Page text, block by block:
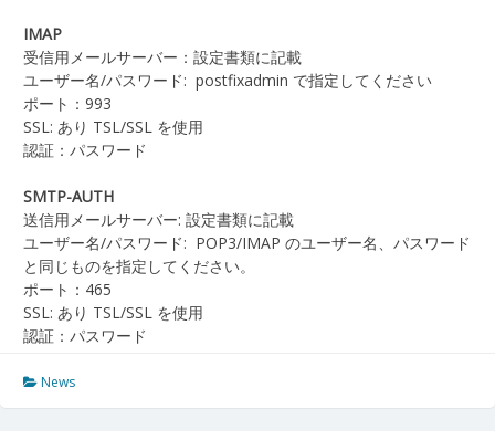
IMAP
受信用メールサーバー：設定書類に記載
ユーザー名/パスワード: postfixadmin で指定してください
ポート：993
SSL: あり TSL/SSL を使用
認証：パスワード
SMTP-AUTH
送信用メールサーバー: 設定書類に記載
ユーザー名/パスワード: POP3/IMAP のユーザー名、パスワード
と同じものを指定してください。
ポート：465
SSL: あり TSL/SSL を使用
認証：パスワード
News